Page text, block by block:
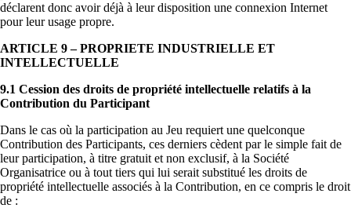
déclarent donc avoir déjà à leur disposition une connexion Internet
pour leur usage propre.
ARTICLE 9 – PROPRIETE INDUSTRIELLE ET
INTELLECTUELLE
9.1 Cession des droits de propriété intellectuelle relatifs à la
Contribution du Participant
Dans le cas où la participation au Jeu requiert une quelconque
Contribution des Participants, ces derniers cèdent par le simple fait de
leur participation, à titre gratuit et non exclusif, à la Société
Organisatrice ou à tout tiers qui lui serait substitué les droits de
propriété intellectuelle associés à la Contribution, en ce compris le droit
de :